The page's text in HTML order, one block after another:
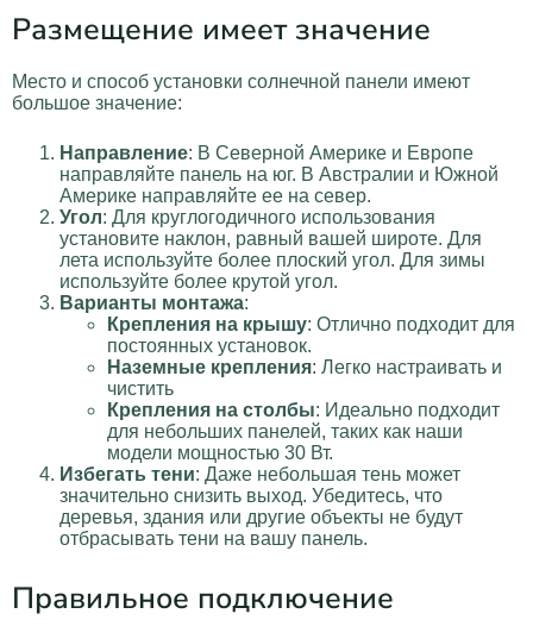
Размещение имеет значение
Место и способ установки солнечной панели имеют
большое значение:
Направление: В Северной Америке и Европе
направляйте панель на юг. В Австралии и Южной
Америке направляйте ее на север.
Угол: Для круглогодичного использования
установите наклон, равный вашей широте. Для
лета используйте более плоский угол. Для зимы
используйте более крутой угол.
Варианты монтажа:
Крепления на крышу: Отлично подходит для
постоянных установок.
Наземные крепления: Легко настраивать и
чистить
Крепления на столбы: Идеально подходит
для небольших панелей, таких как наши
модели мощностью 30 Вт.
Избегать тени: Даже небольшая тень может
значительно снизить выход. Убедитесь, что
деревья, здания или другие объекты не будут
отбрасывать тени на вашу панель.
Правильное подключение